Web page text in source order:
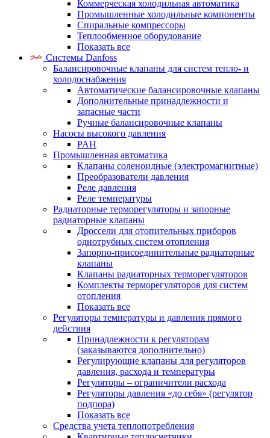
Коммерческая холодильная автоматика
Промышленные холодильные компоненты
Спиральные компрессоры
Теплообменное оборудование
Показать все
Системы Danfoss
Балансировочные клапаны для систем тепло- и
холодоснабжения
Автоматические балансировочные клапаны
Дополнительные принадлежности и
запасные части
Ручные балансировочные клапаны
Насосы высокого давления
PAH
Промышленная автоматика
Клапаны соленоидные (электромагнитные)
Преобразователи давления
Реле давления
Реле температуры
Радиаторные терморегуляторы и запорные
радиаторные клапаны
Дроссели для отопительных приборов
однотрубных систем отопления
Запорно-присоединительные радиаторные
клапаны
Клапаны радиаторных терморегуляторов
Комплекты терморегуляторов для систем
отопления
Показать все
Регуляторы температуры и давления прямого
действия
Принадлежности к регуляторам
(заказываются дополнительно)
Регулирующие клапаны для регуляторов
давления, расхода и температуры
Регуляторы – ограничители расхода
Регуляторы давления «до себя» (регулятор
подпора)
Показать все
Средства учета теплопотребления